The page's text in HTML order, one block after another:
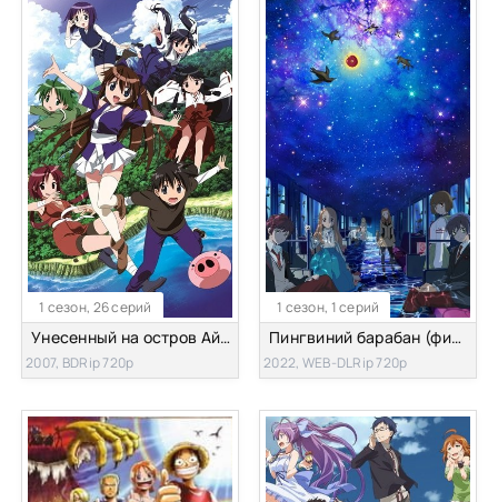
1 сезон, 26 серий
Унесенный на остров Айран
2007, BDRip 720p
1 сезон, 1 серий
Пингвиний барабан (фильм)
2022, WEB-DLRip 720p